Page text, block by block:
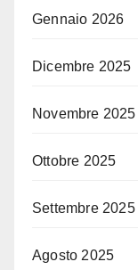
Gennaio 2026
Dicembre 2025
Novembre 2025
Ottobre 2025
Settembre 2025
Agosto 2025